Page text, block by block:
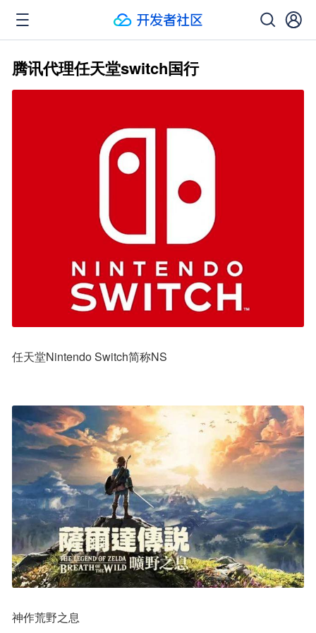
腾讯代理任天堂switch国行
任天堂Nintendo Switch简称NS
神作荒野之息